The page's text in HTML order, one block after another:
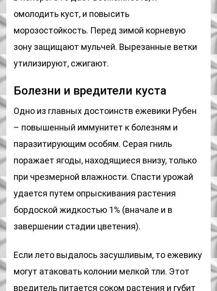
омолодить куст, и повысить
морозостойкость. Перед зимой корневую
зону защищают мульчей. Вырезанные ветки
утилизируют, сжигают.
Болезни и вредители куста
Одно из главных достоинств ежевики Рубен
– повышенный иммунитет к болезням и
паразитирующим особям. Серая гниль
поражает ягоды, находящиеся внизу, только
при чрезмерной влажности. Спасти урожай
удается путем опрыскивания растения
бордоской жидкостью 1% (вначале и в
завершении стадии цветения).
Если лето выдалось засушливым, то ежевику
могут атаковать колонии мелкой тли. Этот
вредитель питается соком растения и губит